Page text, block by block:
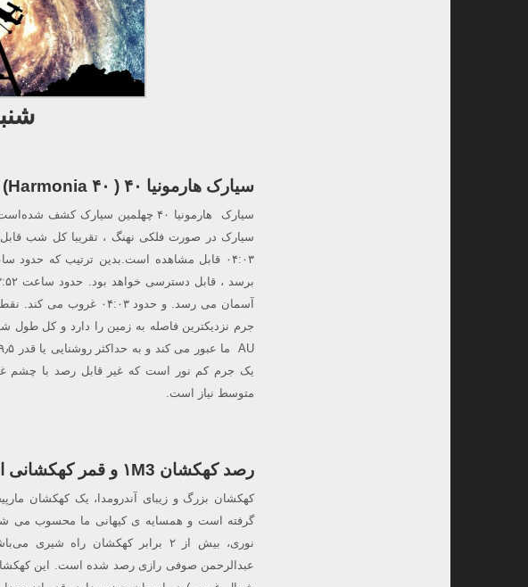
شنبه
سیارک هارمونیا ۴۰ ( ۴۰ Harmonia) در مقابله (رصد با ابزار)
آسمان می رسد. و حدود
یک جرم کم نور است که غیر قابل رصد با چشم
متوسط نیاز است.
رصد کهکشان ۱M3 و قمر کهکشانی اش M32 (رصد با ابزار)